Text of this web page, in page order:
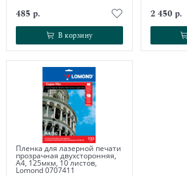
485 р.
В корзину
В корзину
2 450 р.
Пленка для лазерной печати
прозрачная двухсторонняя,
А4, 125мкм, 10 листов,
Lomond 0707411